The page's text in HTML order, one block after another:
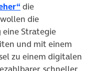
die
die
Strategie
und mit einem
zu einem digitalen